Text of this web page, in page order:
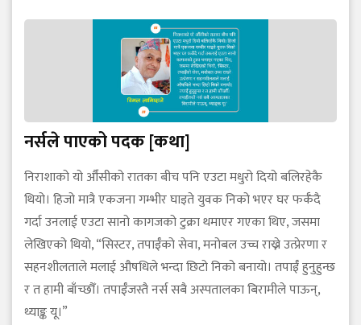
नर्सले पाएको पदक [कथा]
निराशाको यो औँसीको रातका बीच पनि एउटा मधुरो दियो बलिरहेकै
थियो। हिजो मात्रै एकजना गम्भीर घाइते युवक निको भएर घर फर्कँदै
गर्दा उनलाई एउटा सानो कागजको टुक्रा थमाएर गएका थिए, जसमा
लेखिएको थियो, “सिस्टर, तपाईँको सेवा, मनोबल उच्च राख्ने उत्प्रेरणा र
सहनशीलताले मलाई औषधिले भन्दा छिटो निको बनायो। तपाईँ हुनुहुन्छ
र त हामी बाँच्छौँ। तपाईँजस्तै नर्स सबै अस्पतालका बिरामीले पाऊन्,
थ्याङ्क यू।”